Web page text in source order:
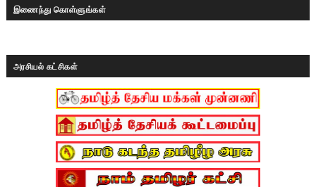
இணைந்து கொள்ளுங்கள்
அரசியல் கட்சிகள்